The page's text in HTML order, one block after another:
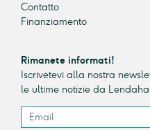
Contatto
Finanziamento
Rimanete informati!
Iscrivetevi alla nostra
le ultime notizie da